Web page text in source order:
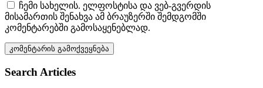
ჩემი სახელის. ელფოსტისა და ვებ-გვერდის
მისამართის შენახვა ამ ბრაუზერში შემდგომში
კომენტარებში გამოსაყენებლად.
Search Articles